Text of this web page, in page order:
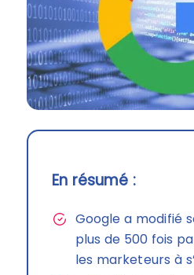
En résumé :
Google a modifié
plus de 500 fois
les marketeurs à